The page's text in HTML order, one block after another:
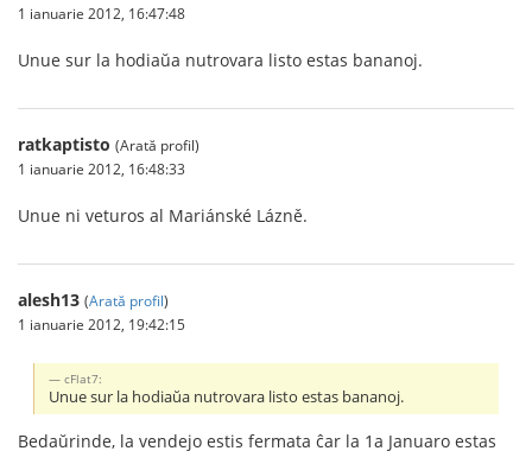
1 ianuarie 2012, 16:47:48
Unue sur la hodiaŭa nutrovara listo estas bananoj.
ratkaptisto (Arată profil)
1 ianuarie 2012, 16:48:33
Unue ni veturos al Mariánské Lázně.
alesh13 (Arată profil)
1 ianuarie 2012, 19:42:15
cFlat7:
Unue sur la hodiaŭa nutrovara listo estas bananoj.
Bedaŭrinde, la vendejo estis fermata ĉar la 1a Januaro estas